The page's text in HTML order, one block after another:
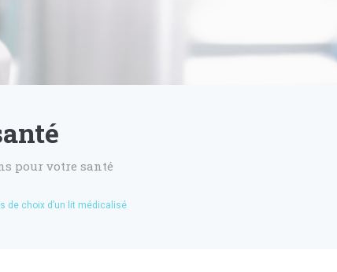
pour votre santé
de choix d’un lit médicalisé